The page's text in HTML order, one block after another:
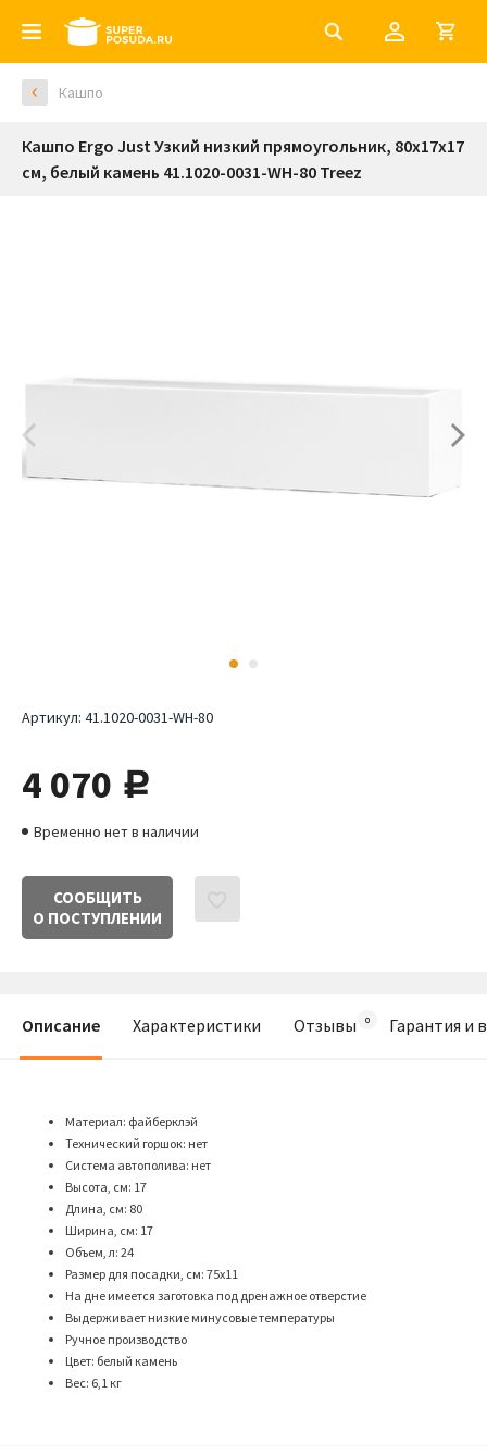
Кашпо
Кашпо Ergo Just Узкий низкий прямоугольник, 80х17х17
см, белый камень 41.1020-0031-WH-80 Treez
Артикул: 41.1020-0031-WH-80
4 070 руб.
Временно нет в наличии
СООБЩИТЬ
О ПОСТУПЛЕНИИ
Описание Характеристики Отзывы Гарантия и
Материал: файберклэй
Технический горшок: нет
Система автополива: нет
Высота, см: 17
Длина, см: 80
Ширина, см: 17
Объем, л: 24
Размер для посадки, см: 75х11
На дне имеется заготовка под дренажное отверстие
Выдерживает низкие минусовые температуры
Ручное производство
Цвет: белый камень
Вес: 6,1 кг